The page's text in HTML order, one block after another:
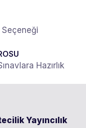
Seçeneği
Hazırlık
Yayıncılık